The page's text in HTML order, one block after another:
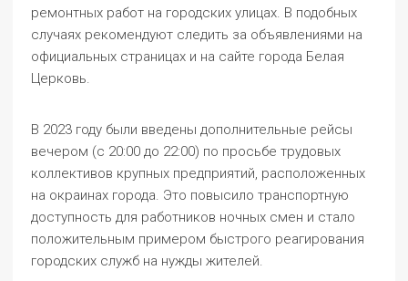
ремонтных работ на городских улицах. В подобных
случаях рекомендуют следить за объявлениями на
официальных страницах и на сайте города Белая
Церковь.
В 2023 году были введены дополнительные рейсы
вечером (с 20:00 до 22:00) по просьбе трудовых
коллективов крупных предприятий, расположенных
на окраинах города. Это повысило транспортную
доступность для работников ночных смен и стало
положительным примером быстрого реагирования
городских служб на нужды жителей.